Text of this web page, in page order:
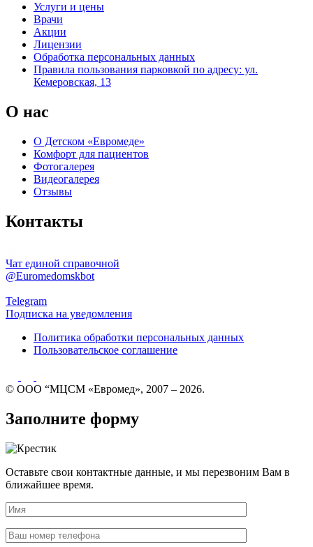
Услуги и цены
Врачи
Акции
Лицензии
Обработка персональных данных
Правила пользования парковкой по адресу: ул.
Кемеровская, 13
О нас
О Детском «Евромеде»
Комфорт для пациентов
Фотогалерея
Видеогалерея
Отзывы
Контакты
Чат единой справочной
@Euromedomskbot
Telegram
Подписка на уведомления
Политика обработки персональных данных
Пользовательское соглашение
© ООО “МЦСМ «Евромед», 2007 – 2026.
Заполните форму
Оставьте свои контактные данные, и мы перезвоним Вам в
ближайшее время.